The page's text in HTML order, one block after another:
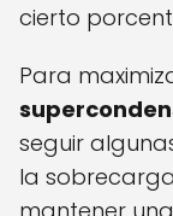
cierto
Para
seguir
la